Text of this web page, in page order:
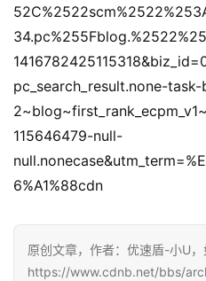
pc_search_result.none-
115646479-null-
6%A1%88cdn
原创文章，作者：优速盾-小U，
https://www.cdnb.net/bbs/